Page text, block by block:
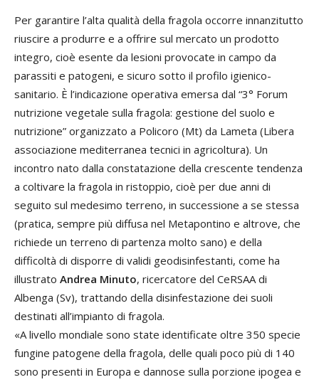
Per garantire l’alta qualità della fragola occorre innanzitutto
riuscire a produrre e a offrire sul mercato un prodotto
integro, cioè esente da lesioni provocate in campo da
parassiti e patogeni, e sicuro sotto il profilo igienico-
sanitario. È l’indicazione operativa emersa dal “3° Forum
nutrizione vegetale sulla fragola: gestione del suolo e
nutrizione” organizzato a Policoro (Mt) da Lameta (Libera
associazione mediterranea tecnici in agricoltura). Un
incontro nato dalla constatazione della crescente tendenza
a coltivare la fragola in ristoppio, cioè per due anni di
seguito sul medesimo terreno, in successione a se stessa
(pratica, sempre più diffusa nel Metapontino e altrove, che
richiede un terreno di partenza molto sano) e della
difficoltà di disporre di validi geodisinfestanti, come ha
illustrato Andrea Minuto, ricercatore del CeRSAA di
Albenga (Sv), trattando della disinfestazione dei suoli
destinati all’impianto di fragola.
«A livello mondiale sono state identificate oltre 350 specie
fungine patogene della fragola, delle quali poco più di 140
sono presenti in Europa e dannose sulla porzione ipogea e